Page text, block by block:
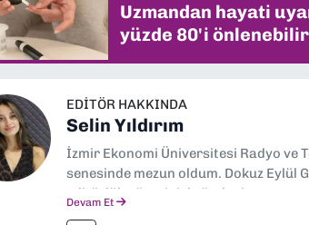
Uzmandan hayati
yüzde 80'i önlenebilir
EDITÖR HAKKINDA
Selin Yıldırım
İzmir Ekonomi Üniversitesi Radyo ve
senesinde mezun oldum. Dokuz Eylül
editörlük görevini de üstleniyorum.
Devam Et